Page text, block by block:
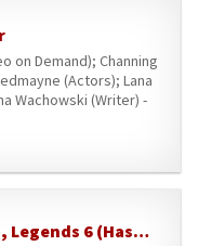
on Demand); Channing
(Actors); Lana
Wachowski (Writer) -
The Eternals Hasbro, Legends 6 (Hasbro E95325X0)